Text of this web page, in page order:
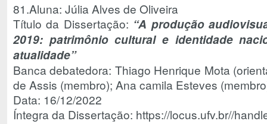
81.Aluna: Júlia Alves de Oliveira
Título da Dissertação: “A produção
2019: patrimônio cultural e identidade
atualidade”
Banca debatedora: Thiago Henrique Mota
de Assis (membro); Ana camila Esteves
Data: 16/12/2022
Íntegra da Dissertação: https://locus.ufv.br//